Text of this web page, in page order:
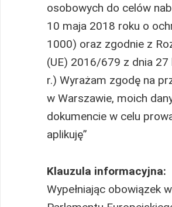
osobowych do celów
10 maja 2018 roku o
1000) oraz zgodnie z
(UE) 2016/679 z dnia 27
r.) Wyrażam zgodę na
w Warszawie, moich
dokumencie w celu
aplikuję”
Klauzula informacyjna:
Wypełniając obowiązek